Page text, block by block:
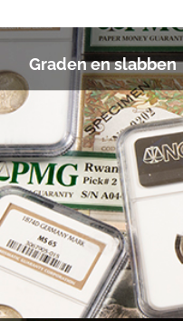
Graden en slabben